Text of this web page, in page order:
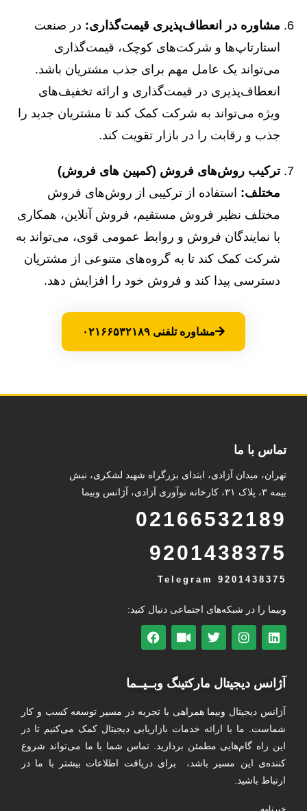
مشاوره در انعطاف‌پذیری قیمت‌گذاری: در صنعت
استارتاپ‌ها و شرکت‌های کوچک، قیمت‌گذاری
می‌تواند یک عامل مهم برای جذب مشتریان باشد.
انعطاف‌پذیری در قیمت‌گذاری و ارائه تخفیف‌های
ویژه می‌تواند به شرکت کمک کند تا مشتریان جدید را
جذب و رقابت را در بازار تقویت کند.
ترکیب روش‌های فروش (کمپین های فروش)
مختلف: استفاده از ترکیبی از روش‌های فروش
مختلف نظیر فروش مستقیم، فروش آنلاین، همکاری
با نمایندگان فروش و روابط عمومی قوی، می‌تواند به
شرکت کمک کند تا به گروه‌های متنوعی از مشتریان
دسترسی پیدا کند و فروش خود را افزایش دهد.
مشاوره تلفنی ۰۲۱۶۶۵۳۲۱۸۹
تماس با ما
تهران، میدان آزادی، ابتدای بزرگراه شهید لشکری، نبش
بیمه ۳، پلاک ۳۱، کارخانه نوآوری آزادی، آژانس وبیما
02166532189
9201438375
9201438375
وبیما را در شبکه‌های اجتماعی دنبال کنید:
آژانس دیجیتال مارکتینگ وبــیــما
آژانس دیجیتال وبیما همراهی با تجربه در مسیر توسعه کسب و کار
شماست. ما با ارائه خدمات بازاریابی دیجیتال کمک می‌کنیم تا در
این راه گام‌هایی مطمئن بردارید. تماس شما با ما می‌تواند شروع
کننده‌ی این مسیر باشد، برای دریافت اطلاعات بیشتر با ما در
ارتباط باشید.
خبرنامه